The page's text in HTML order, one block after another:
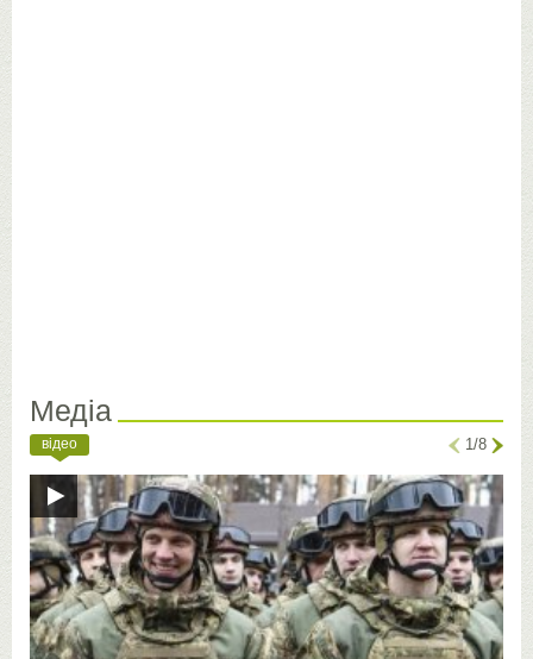
Медіа
відео 1/8